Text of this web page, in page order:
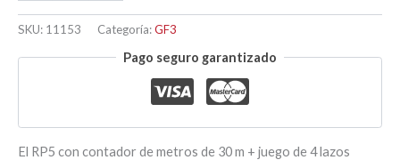
30M
CABLE
4
UD)
SKU: 11153 Categoría:GF3
Pago seguro garantizado
El RP5 con contador de metros de 30 m + juego de 4 lazos